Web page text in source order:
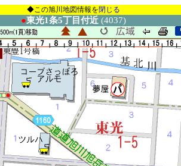
◆この旭川地図情報を閉じる
●東光1条5丁目付近 (4037)